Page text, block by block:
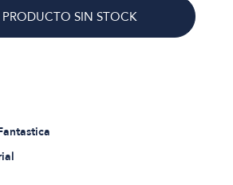
PRODUCTO SIN STOCK